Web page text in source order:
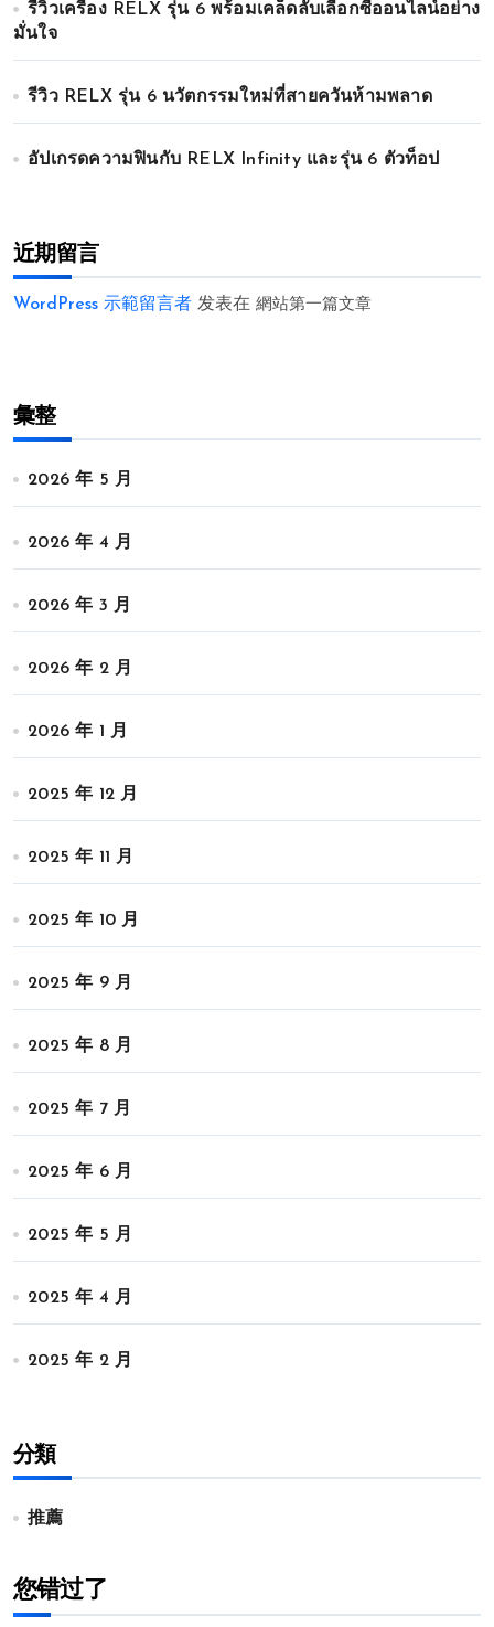
รีวิวเครื่อง RELX รุ่น 6 พร้อมเคล็ดลับเลือกซื้ออนไลน์อย่าง
มั่นใจ
รีวิว RELX รุ่น 6 นวัตกรรมใหม่ที่สายควันห้ามพลาด
อัปเกรดความฟินกับ RELX Infinity และรุ่น 6 ตัวท็อป
近期留言
WordPress 示範留言者 发表在 網站第一篇文章
彙整
2026 年 5 月
2026 年 4 月
2026 年 3 月
2026 年 2 月
2026 年 1 月
2025 年 12 月
2025 年 11 月
2025 年 10 月
2025 年 9 月
2025 年 8 月
2025 年 7 月
2025 年 6 月
2025 年 5 月
2025 年 4 月
2025 年 2 月
分類
推薦
您错过了